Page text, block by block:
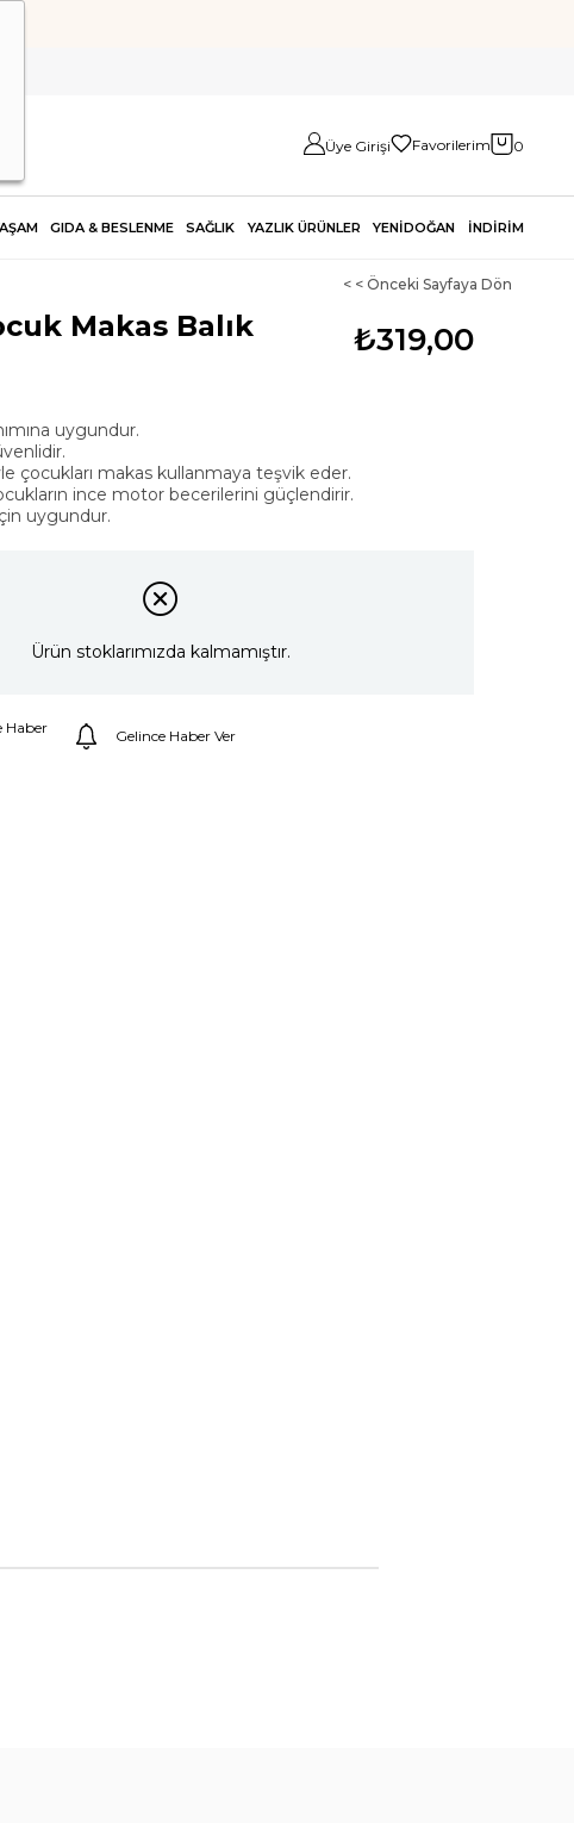
Üye Girişi Favorilerim 0
GIDA & BESLENME SAĞLIK YAZLIK ÜRÜNLER YENİDOĞAN İNDİRİM
< < Önceki Sayfaya Dön
₺319,00
Makas Balık
uygundur.
çocukları makas kullanmaya teşvik eder.
ince motor becerilerini güçlendirir.
uygundur.
Ürün stoklarımızda kalmamıştır.
Haber
Gelince Haber Ver